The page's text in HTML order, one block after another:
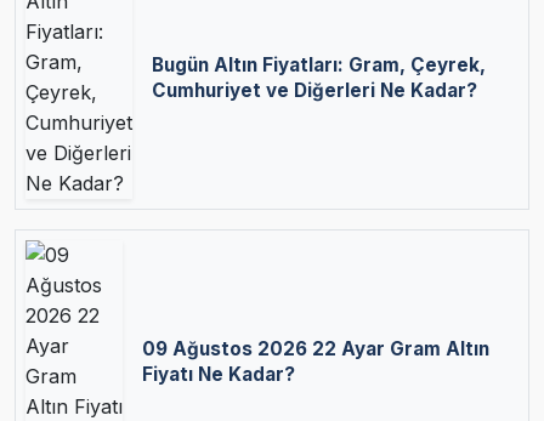
Bugün Altın Fiyatları: Gram, Çeyrek,
Cumhuriyet ve Diğerleri Ne Kadar?
09 Ağustos 2026 22 Ayar Gram Altın
Fiyatı Ne Kadar?